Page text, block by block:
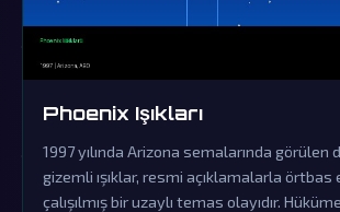
Phoenix Işıkları
1997 yılında Arizona semalarında görülen
gizemli ışıklar, resmi açıklamalarla örtbas
çalışılmış bir uzaylı temas olayıdır.